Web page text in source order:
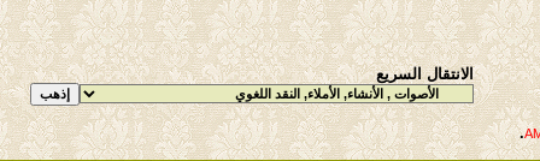
الانتقال السريع
.